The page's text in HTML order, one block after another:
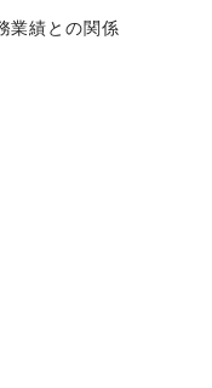
業績との関係